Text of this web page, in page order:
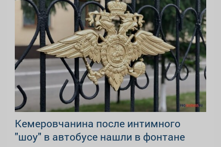
Кемеровчанина после интимного
"шоу" в автобусе нашли в фонтане